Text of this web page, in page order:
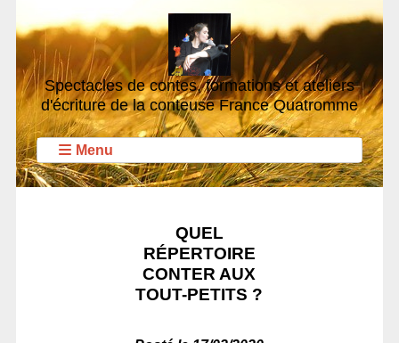
Spectacles de contes, formations et ateliers
d'écriture de la conteuse France Quatromme
Menu
QUEL
RÉPERTOIRE
CONTER AUX
TOUT-PETITS ?